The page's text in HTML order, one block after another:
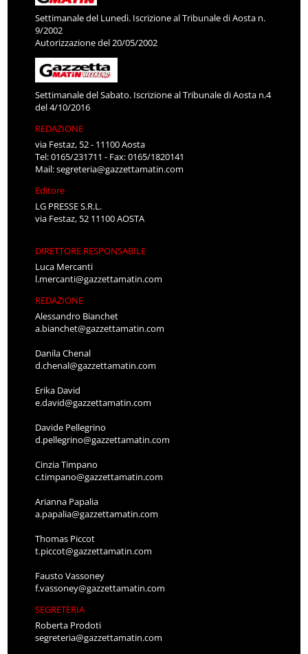
Settimanale del Lunedì. Iscrizione al Tribunale di Aosta n.
9/2002
Autorizzazione del 20/05/2002
Settimanale del Sabato. Iscrizione al Tribunale di Aosta n.4
del 4/10/2016
REDAZIONE
via Festaz, 52 - 11100 Aosta
Tel: 0165/231711 - Fax: 0165/1820141
Mail:segreteria@gazzettamatin.com
Editore
LG PRESSE S.R.L.
via Festaz, 52 11100 AOSTA
DIRETTORE RESPONSABILE
Luca Mercanti
l.mercanti@gazzettamatin.com
REDAZIONE
Alessandro Bianchet
a.bianchet@gazzettamatin.com
Danila Chenal
d.chenal@gazzettamatin.com
Erika David
e.david@gazzettamatin.com
Davide Pellegrino
d.pellegrino@gazzettamatin.com
Cinzia Timpano
c.timpano@gazzettamatin.com
Arianna Papalia
a.papalia@gazzettamatin.com
Thomas Piccot
t.piccot@gazzettamatin.com
Fausto Vassoney
f.vassoney@gazzettamatin.com
SEGRETERIA
Roberta Prodoti
segreteria@gazzettamatin.com